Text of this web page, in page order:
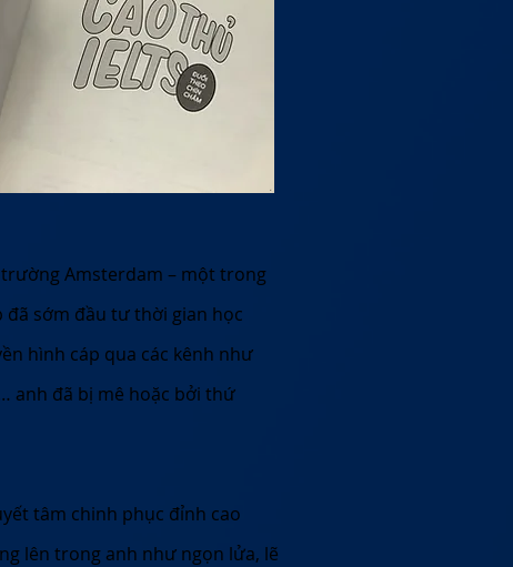
Amsterdam – một trong
đã sớm đầu tư thời gian học
hình cáp qua các kênh như
anh đã bị mê hoặc bởi thứ
tâm chinh phục đỉnh cao
lên trong anh như ngọn lửa, lẽ